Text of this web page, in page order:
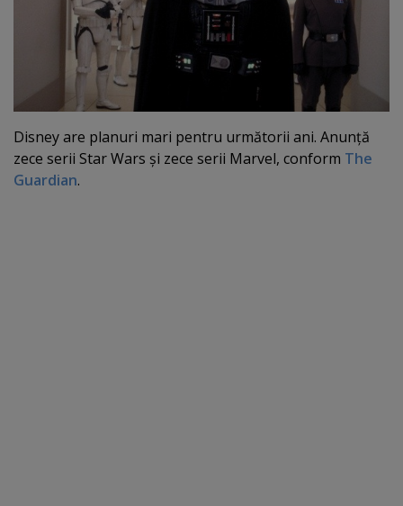
Disney are planuri mari pentru următorii ani. Anunţă
zece serii Star Wars şi zece serii Marvel, conform The
Guardian.